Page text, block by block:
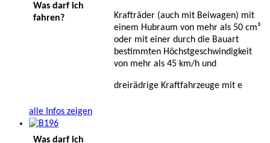
Was darf ich
fahren?
Krafträder (auch mit Beiwagen) mit
einem Hubraum von mehr als 50 cm³
oder mit einer durch die Bauart
bestimmten Höchstgeschwindigkeit
von mehr als 45 km/h und
dreirädrige Kraftfahrzeuge mit e
alle Infos zeigen
Was darf ich